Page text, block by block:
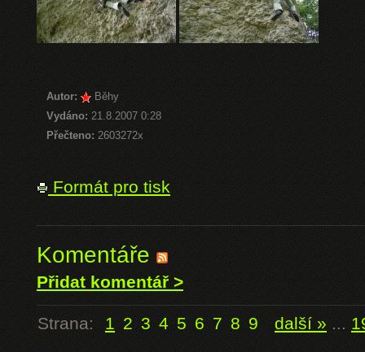
Autor:
Běhy
Vydáno: 21.8.2007 0:28
Přečteno:2603272x
Formát pro tisk
Komentáře
Přidat komentář >
Strana: 1 2 3 4 5 6 7 8 9 další » ...